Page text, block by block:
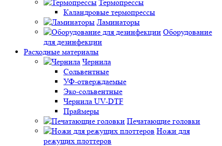
Термопрессы
Каландровые термопрессы
Ламинаторы
Оборудование
для дезинфекции
Расходные материалы
Чернила
Сольвентные
УФ-отверждаемые
Эко-сольвентные
Чернила UV-DTF
Праймеры
Печатающие головки
Ножи для
режущих плоттеров